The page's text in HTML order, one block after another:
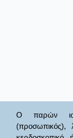
Ο παρών
(προσωπικός),